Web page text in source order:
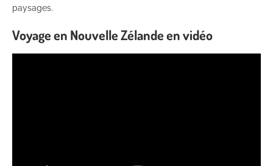
paysages.
Voyage en Nouvelle Zélande en vidéo